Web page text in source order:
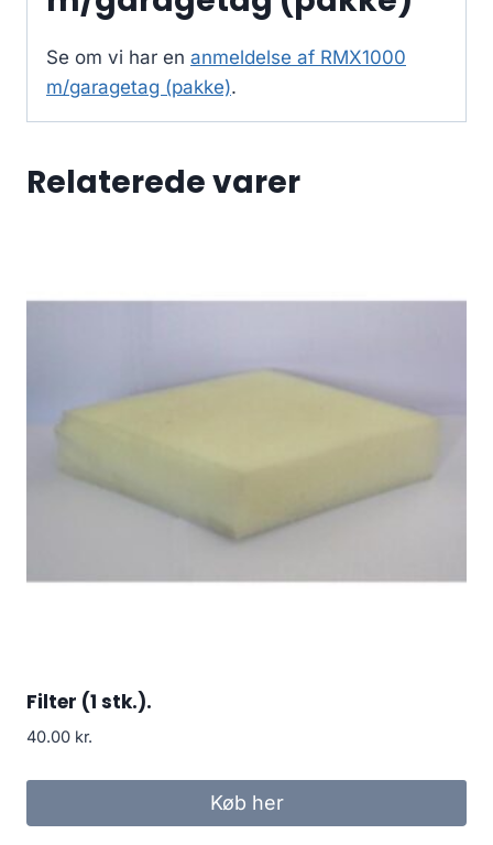
Se om vi har en anmeldelse af RMX1000
m/garagetag (pakke).
Relaterede varer
Filter (1 stk.).
40.00 kr.
Køb her